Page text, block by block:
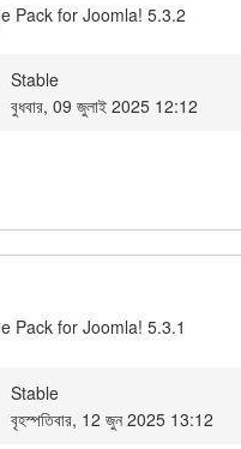
Pack for Joomla! 5.3.2
Stable
বুধবার, 09 জুলাই 2025 12:12
Pack for Joomla! 5.3.1
Stable
বৃহস্পতিবার, 12 জুন 2025 13:12